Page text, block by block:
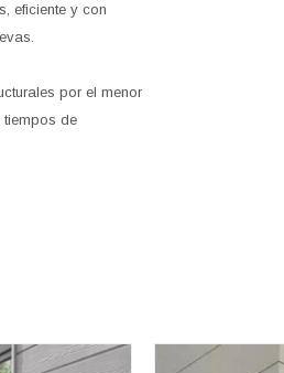
eficiente y con
por el menor
tiempos de